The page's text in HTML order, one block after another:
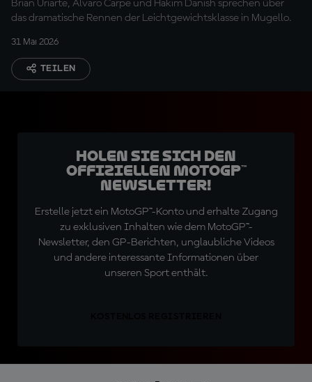
Brian Uriarte, Alvaro Carpe und Hakim Danish sprechen über
das dramatische Rennen der Leichtgewichtsklasse in Mugello.
31 Mai 2026
TEILEN
Holen Sie sich den
offiziellen MotoGP™
Newsletter!
Erstelle jetzt ein MotoGP™-Konto und erhalte Zugang
zu exklusiven Inhalten wie dem MotoGP™-
Newsletter, den GP-Berichten, unglaubliche Videos
und andere interessante Informationen über
unseren Sport enthält.